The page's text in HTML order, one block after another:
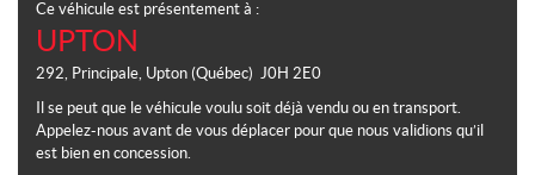
Ce véhicule est présentement à :
UPTON
292, Principale, Upton (Québec) J0H 2E0
Il se peut que le véhicule voulu soit déjà vendu ou en transport.
Appelez-nous avant de vous déplacer pour que nous validions qu’il
est bien en concession.